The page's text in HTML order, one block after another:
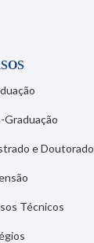
Graduação
e Doutorado
Técnicos